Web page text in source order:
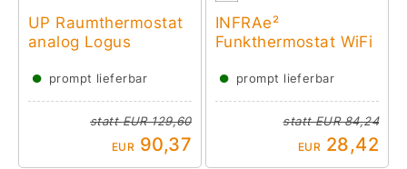
UP Raumthermostat
analog Logus
● prompt lieferbar
stattEUR 129,60
EUR 90,37
INFRAe²
Funkthermostat WiFi
● prompt lieferbar
stattEUR 84,24
EUR 28,42